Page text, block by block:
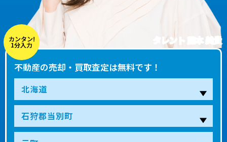
タレント 藤本 美貴
カンタン!
1分入力
不動産の売却・買取査定は無料です！